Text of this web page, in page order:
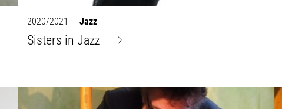
2020/2021 Jazz
Sisters in Jazz